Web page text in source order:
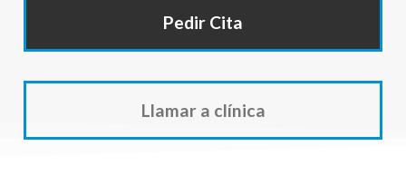
Pedir Cita
Llamar a clínica